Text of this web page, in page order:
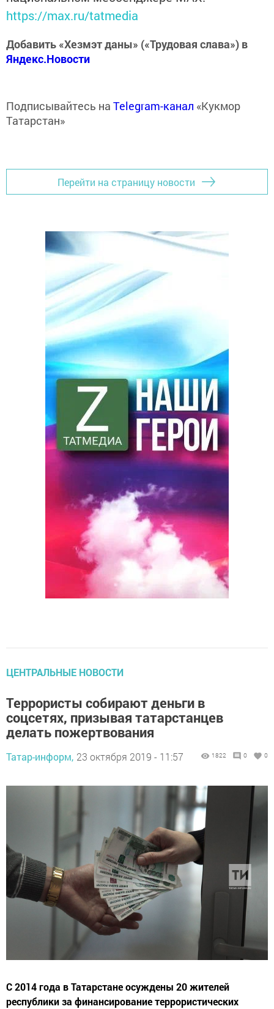
https://max.ru/tatmedia
Добавить «Хезмэт даны» («Трудовая слава») в
Яндекс.Новости
Подписывайтесь на Telegram-канал «Кукмор
Татарстан»
Перейти на страницу новости
ЦЕНТРАЛЬНЫЕ НОВОСТИ
Террористы собирают деньги в
соцсетях, призывая татарстанцев
делать пожертвования
Татар-информ, 23 октября 2019 - 11:57 1822 0 0
С 2014 года в Татарстане осуждены 20 жителей
республики за финансирование террористических